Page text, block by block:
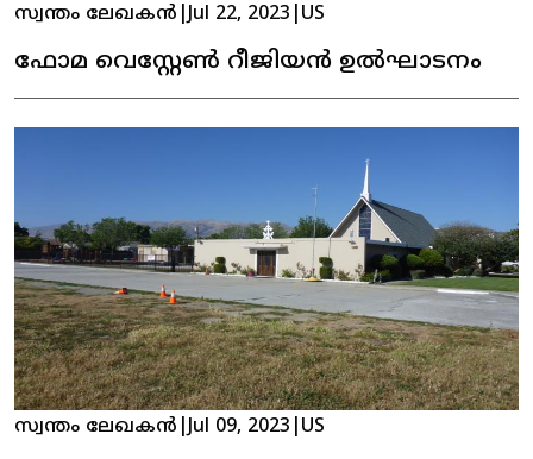
സ്വന്തം ലേഖകൻ Jul 22, 2023 US
ഫോമ വെസ്റ്റേൺ റീജിയൻ ഉൽഘാടനം
സ്വന്തം ലേഖകൻ |Jul 09, 2023 US